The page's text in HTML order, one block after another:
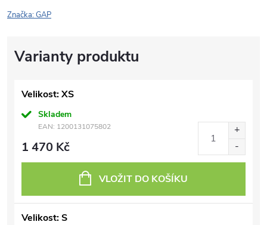
Značka:GAP
Velikost: XS
Skladem
EAN: 1200131075802
1 470 Kč
VLOŽIT DO KOŠÍKU
Velikost: S